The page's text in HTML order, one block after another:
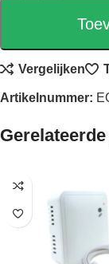
Vergelijken
Artikelnummer: